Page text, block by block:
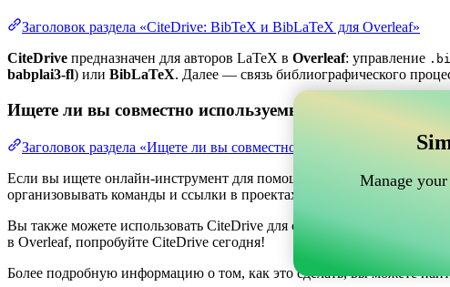
Заголовок раздела «CiteDrive: BibTeX и BibLaTeX для Overleaf»
CiteDrive предназначен для авторов LaTeX в Overleaf: управление
babplai3-fl) или BibLaTeX. Далее — связь библиографического
Ищете ли вы совместно используемый онлайн-
Заголовок раздела «Ищете ли вы совместно используемый
Если вы ищете онлайн-инструмент для помощи в управлении
организовывать команды и ссылки в проектах, одновременно
Вы также можете использовать CiteDrive для создания
в Overleaf, попробуйте CiteDrive сегодня!
Более подробную информацию о том, как это сделать, вы можете
Manage